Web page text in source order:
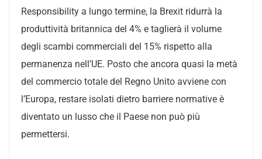
Responsibility a lungo termine, la Brexit ridurrà la
produttività britannica del 4% e taglierà il volume
degli scambi commerciali del 15% rispetto alla
permanenza nell’UE. Posto che ancora quasi la metà
del commercio totale del Regno Unito avviene con
l’Europa, restare isolati dietro barriere normative è
diventato un lusso che il Paese non può più
permettersi.